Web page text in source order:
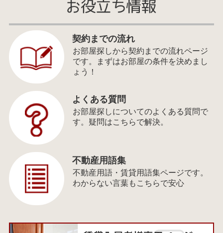
契約までの流れ
お部屋探しから契約までの流れページ
です。まずはお部屋の条件を決めまし
ょう！
よくある質問
お部屋探しについてのよくある質問で
す。疑問はこちらで解決。
不動産用語集
不動産用語・賃貸用語集ページです。
わからない言葉もこちらで安心